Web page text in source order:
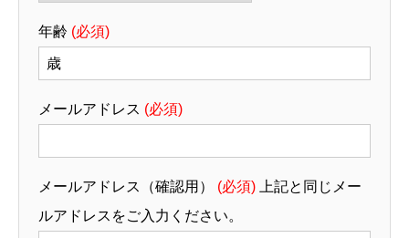
年齢 (必須)
メールアドレス (必須)
メールアドレス（確認用） (必須) 上記と同じメー
ルアドレスをご入力ください。